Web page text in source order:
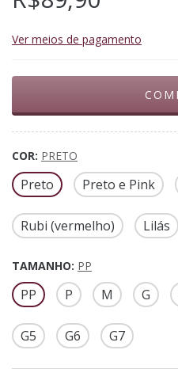
Ver meios de pagamento
COR: PRETO
Preto Preto e Pink
Rubi (vermelho) Lilás
TAMANHO: PP
PP P M G
G5 G6 G7